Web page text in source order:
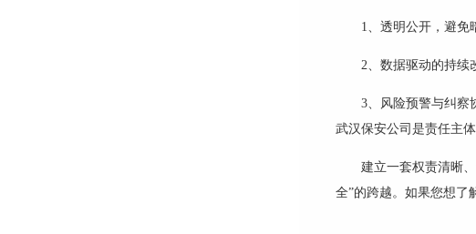
1、透明公开，避免
2、数据驱动的持续
3、风险预警与纠察
武汉保安公司是责任主
建立一套权责清晰
全”的跨越。 如果您想了